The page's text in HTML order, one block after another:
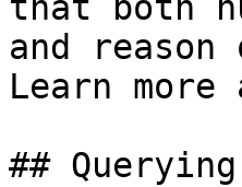
and
Learn
##